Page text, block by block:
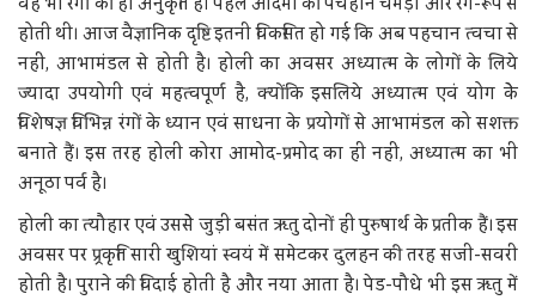
होती थी। आज वैज्ञानिक दृष्टि इतनी विकसित हो गई कि अब पहचान त्वचा से
नहीं, आभामंडल से होती है। होली का अवसर अध्यात्म के लोगों के लिये
ज्यादा उपयोगी एवं महत्वपूर्ण है, क्योंकि इसलिये अध्यात्म एवं योग केे
विशेषज्ञ विभिन्न रंगों के ध्यान एवं साधना के प्रयोगों से आभामंडल को सशक्त
बनाते हैं। इस तरह होली कोरा आमोद-प्रमोद का ही नहीं, अध्यात्म का भी
अनूठा पर्व है।
होली का त्यौहार एवं उससेे जुड़ी बसंत ऋतु दोनों ही पुरुषार्थ के प्रतीक हैं। इस
अवसर पर प्र्रकृति सारी खुशियां स्वयं में समेटकर दुलहन की तरह सजी-सवरी
होती है। पुराने की विदाई होती है और नया आता है। पेड-पौधे भी इस ऋतु में